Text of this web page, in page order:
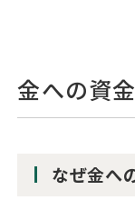
金への資
なぜ金へ